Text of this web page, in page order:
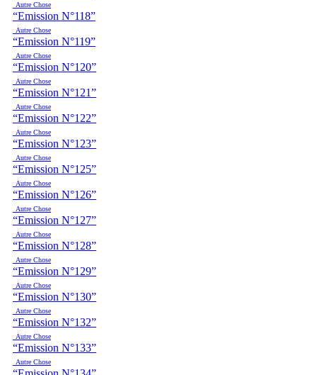
Autre Chose
“Emission N°118”
Autre Chose
“Emission N°119”
Autre Chose
“Emission N°120”
Autre Chose
“Emission N°121”
Autre Chose
“Emission N°122”
Autre Chose
“Emission N°123”
Autre Chose
“Emission N°125”
Autre Chose
“Emission N°126”
Autre Chose
“Emission N°127”
Autre Chose
“Emission N°128”
Autre Chose
“Emission N°129”
Autre Chose
“Emission N°130”
Autre Chose
“Emission N°132”
Autre Chose
“Emission N°133”
Autre Chose